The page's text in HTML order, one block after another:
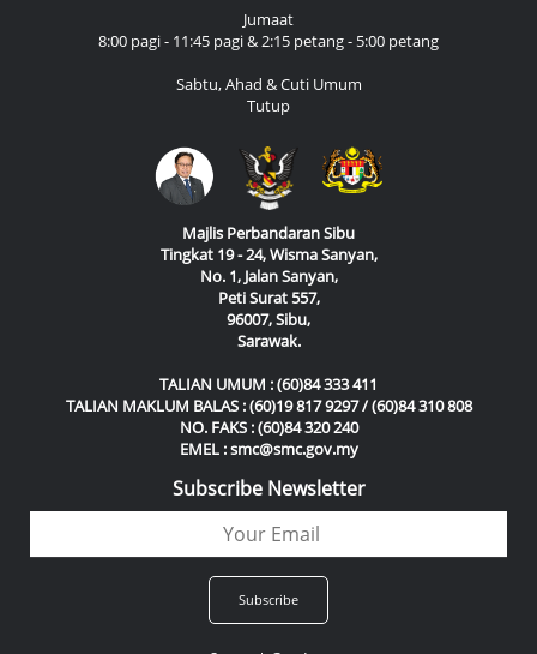
Jumaat
8:00 pagi - 11:45 pagi & 2:15 petang - 5:00 petang
Sabtu, Ahad & Cuti Umum
Tutup
Majlis Perbandaran Sibu
Tingkat 19 - 24, Wisma Sanyan,
No. 1, Jalan Sanyan,
Peti Surat 557,
96007, Sibu,
Sarawak.
TALIAN UMUM : (60)84 333 411
TALIAN MAKLUM BALAS : (60)19 817 9297 / (60)84 310 808
NO. FAKS : (60)84 320 240
EMEL : smc@smc.gov.my
Subscribe Newsletter